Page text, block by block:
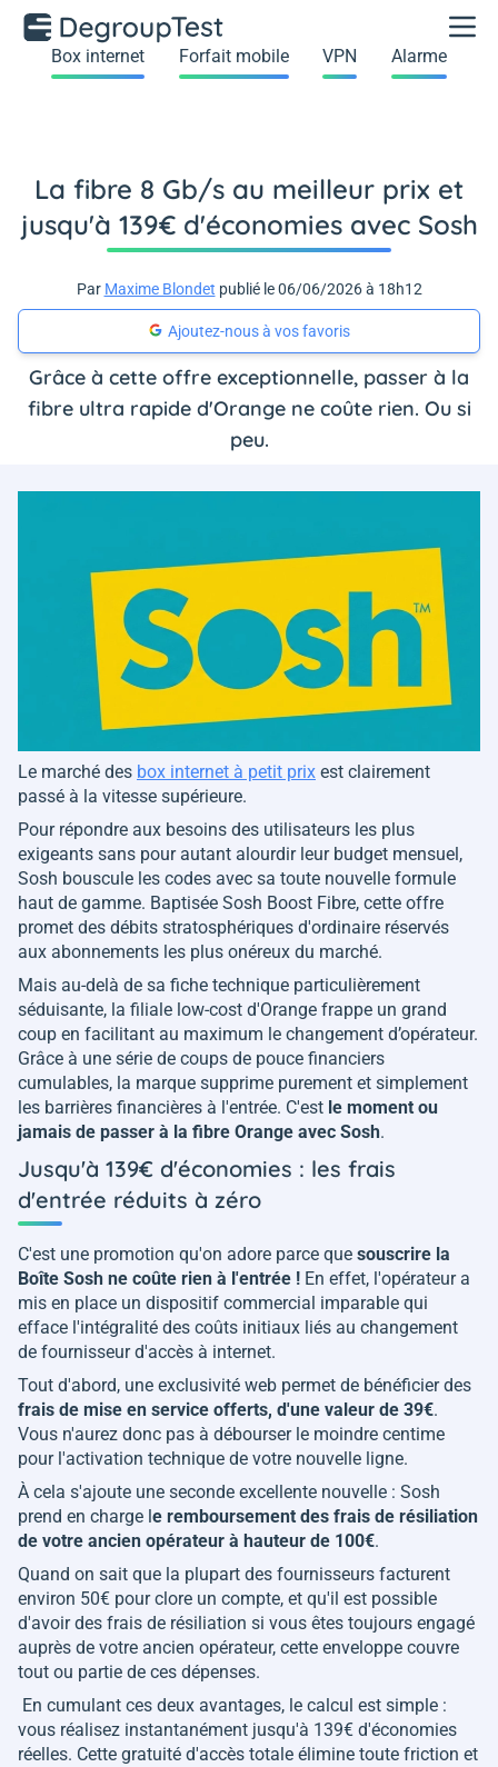
Box internet Forfait mobile VPN Alarme
La fibre 8 Gb/s au meilleur prix et
jusqu'à 139€ d'économies avec Sosh
Par Maxime Blondet publié le 06/06/2026 à 18h12
Ajoutez-nous à vos favoris
Grâce à cette offre exceptionnelle, passer à la
fibre ultra rapide d'Orange ne coûte rien. Ou si
peu.
Le marché des box internet à petit prix est clairement
passé à la vitesse supérieure.
Pour répondre aux besoins des utilisateurs les plus
exigeants sans pour autant alourdir leur budget mensuel,
Sosh bouscule les codes avec sa toute nouvelle formule
haut de gamme. Baptisée Sosh Boost Fibre, cette offre
promet des débits stratosphériques d'ordinaire réservés
aux abonnements les plus onéreux du marché.
Mais au-delà de sa fiche technique particulièrement
séduisante, la filiale low-cost d'Orange frappe un grand
coup en facilitant au maximum le changement d’opérateur.
Grâce à une série de coups de pouce financiers
cumulables, la marque supprime purement et simplement
les barrières financières à l'entrée. C'est le moment ou
jamais de passer à la fibre Orange avec Sosh.
Jusqu'à 139€ d'économies : les frais
d'entrée réduits à zéro
C'est une promotion qu'on adore parce que souscrire la
Boîte Sosh ne coûte rien à l'entrée ! En effet, l'opérateur a
mis en place un dispositif commercial imparable qui
efface l'intégralité des coûts initiaux liés au changement
de fournisseur d'accès à internet.
Tout d'abord, une exclusivité web permet de bénéficier des
frais de mise en service offerts, d'une valeur de 39€.
Vous n'aurez donc pas à débourser le moindre centime
pour l'activation technique de votre nouvelle ligne.
À cela s'ajoute une seconde excellente nouvelle : Sosh
prend en charge le remboursement des frais de résiliation
de votre ancien opérateur à hauteur de 100€.
Quand on sait que la plupart des fournisseurs facturent
environ 50€ pour clore un compte, et qu'il est possible
d'avoir des frais de résiliation si vous êtes toujours engagé
auprès de votre ancien opérateur, cette enveloppe couvre
tout ou partie de ces dépenses.
En cumulant ces deux avantages, le calcul est simple :
vous réalisez instantanément jusqu'à 139€ d'économies
réelles. Cette gratuité d'accès totale élimine toute friction et